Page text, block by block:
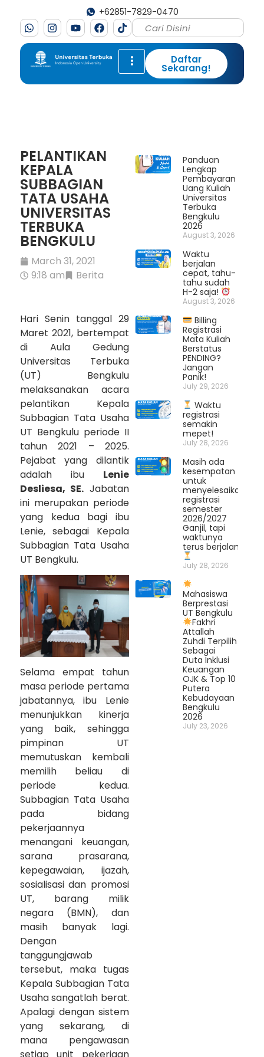
+62851-7829-0470
Daftar
Sekarang!
PELANTIKAN
KEPALA
SUBBAGIAN
TATA USAHA
UNIVERSITAS
TERBUKA
BENGKULU
March 31, 2021
9:18 am
Berita
Hari Senin tanggal 29
Maret 2021, bertempat
di Aula Gedung
Universitas Terbuka
(UT) Bengkulu
melaksanakan acara
pelantikan Kepala
Subbagian Tata Usaha
UT Bengkulu periode II
tahun 2021 – 2025.
Pejabat yang dilantik
adalah ibu Lenie
Desliesa, SE. Jabatan
ini merupakan periode
yang kedua bagi ibu
Lenie, sebagai Kepala
Subbagian Tata Usaha
UT Bengkulu.
Selama empat tahun
masa periode pertama
jabatannya, ibu Lenie
menunjukkan kinerja
yang baik, sehingga
pimpinan UT
memutuskan kembali
memilih beliau di
periode kedua.
Subbagian Tata Usaha
pada bidang
pekerjaannya
menangani keuangan,
sarana prasarana,
kepegawaian, ijazah,
sosialisasi dan promosi
UT, barang milik
negara (BMN), dan
masih banyak lagi.
Dengan
tanggungjawab
tersebut, maka tugas
Kepala Subbagian Tata
Usaha sangatlah berat.
Apalagi dengan sistem
yang sekarang, di
mana pengawasan
Panduan
Lengkap
Pembayaran
Uang Kuliah
Universitas
Terbuka
Bengkulu
2026
August 3, 2026
Waktu
berjalan
cepat, tahu-
tahu sudah
H-2 saja!
August 3, 2026
Billing
Registrasi
Mata Kuliah
Berstatus
PENDING?
Jangan
Panik!
July 29, 2026
Waktu
registrasi
semakin
mepet!
July 28, 2026
Masih ada
kesempatan
untuk
menyelesaikan
registrasi
semester
2026/2027
Ganjil, tapi
waktunya
terus berjalan.
July 28, 2026
Mahasiswa
Berprestasi
UT Bengkulu
Fakhri
Attallah
Zuhdi Terpilih
Sebagai
Duta Inklusi
Keuangan
OJK & Top 10
Putera
Kebudayaan
Bengkulu
2026
July 23, 2026